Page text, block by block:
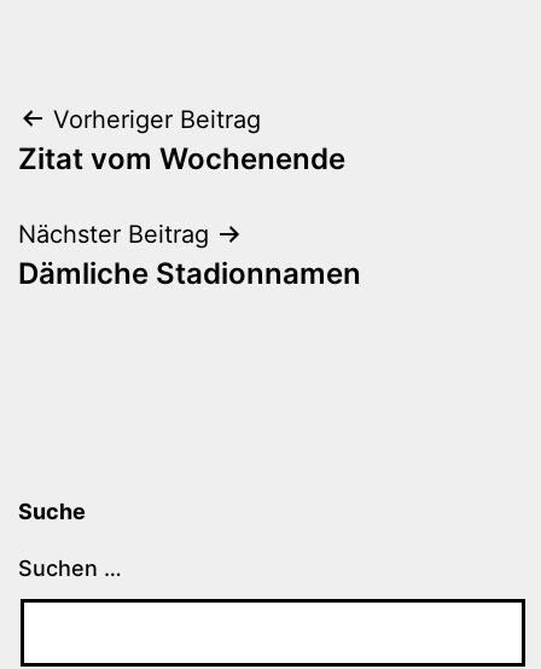
Beitragsnavigation
Vorheriger Beitrag
Zitat vom Wochenende
Nächster Beitrag
Dämliche Stadionnamen
Suche
Suchen …